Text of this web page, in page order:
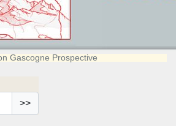
Gascogne Prospective
>>